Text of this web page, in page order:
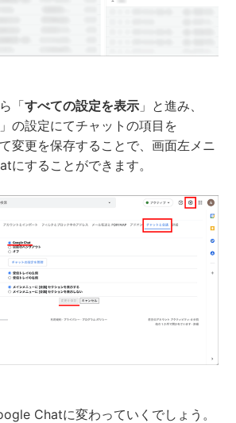
「すべての設定を表示 」と進み、
」の設定にてチャットの項目を
変更を保存することで、画面左メニ
にすることができます。
Chatに変わっていくでしょう。